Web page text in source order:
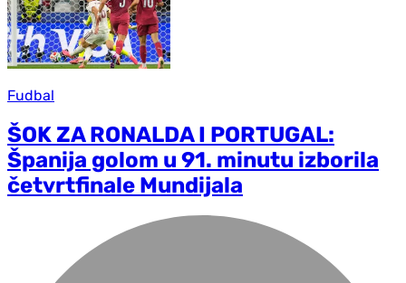
Fudbal
ŠOK ZA RONALDA I PORTUGAL:
Španija golom u 91. minutu izborila
četvrtfinale Mundijala